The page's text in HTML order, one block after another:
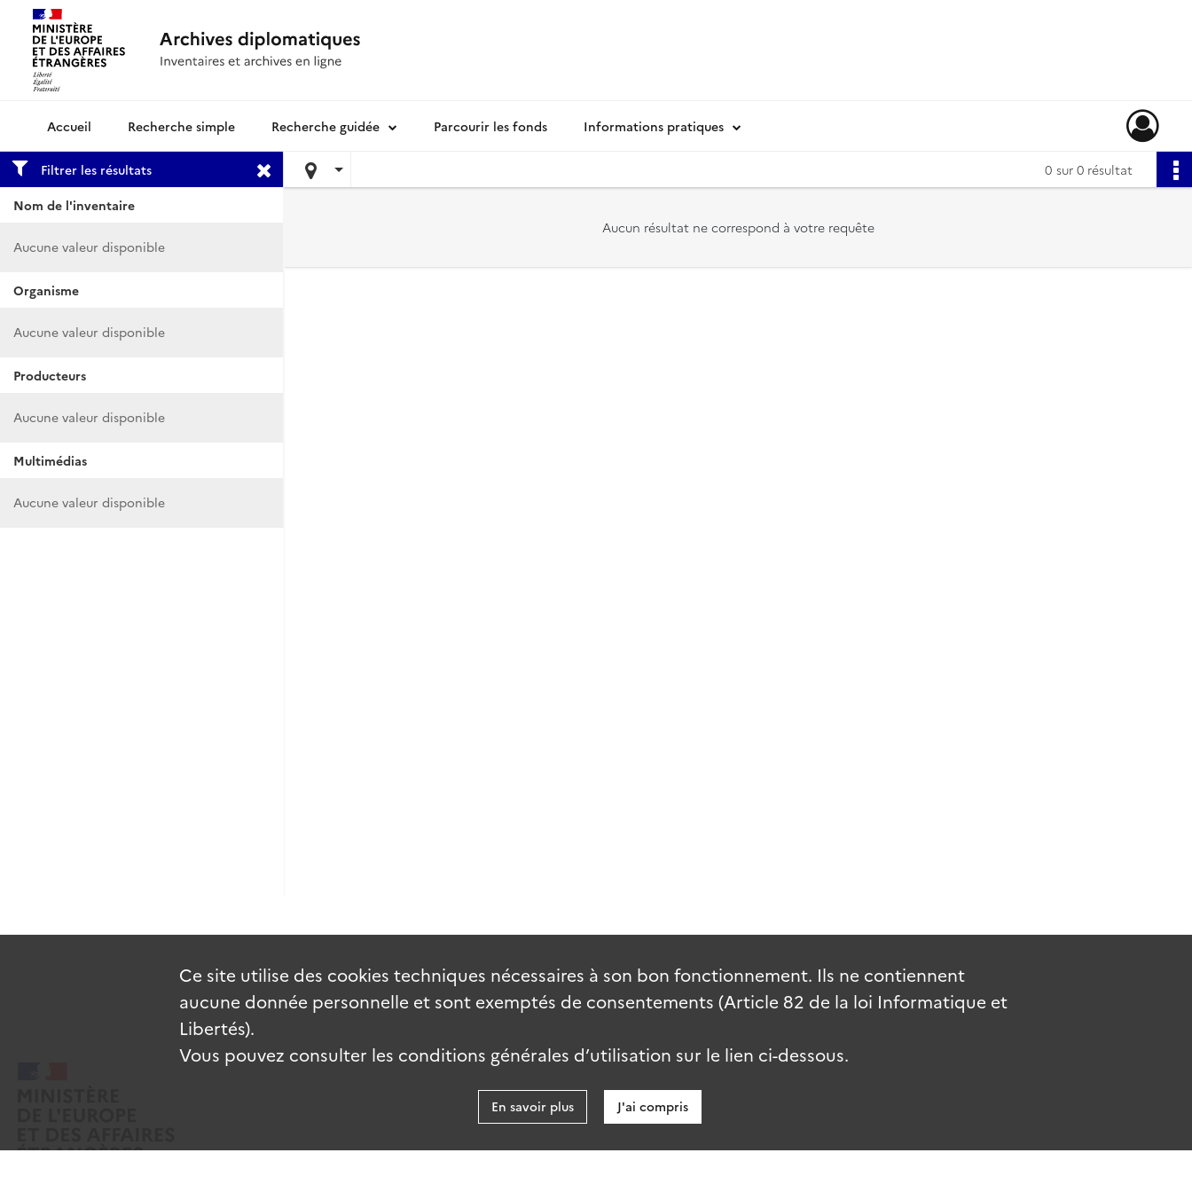
Archives diplomatiquesRecherche simple Recherche guidée Parcourir les fonds Informations pratiques
Filtrer les résultats
Nom de l'inventaire
Aucune valeur disponible
Organisme
Aucune valeur disponible
Producteurs
Aucune valeur disponible
Multimédias
Aucune valeur disponible
0 sur 0 résultat
Aucun résultat ne correspond à votre requête
Ce site utilise des cookies techniques nécessaires à son bon fonctionnement. Ils ne contiennent
aucune donnée personnelle et sont exemptés de consentements (Article 82 de la loi Informatique et
Libertés).
Vous pouvez consulter les conditions générales d’utilisation sur le lien ci-dessous.
En savoir plus J'ai compris